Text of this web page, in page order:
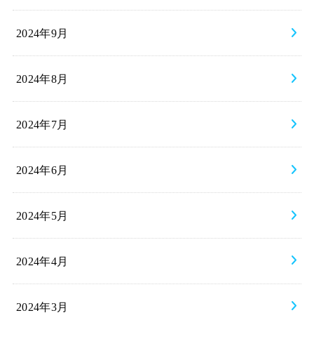
2024年9月
2024年8月
2024年7月
2024年6月
2024年5月
2024年4月
2024年3月